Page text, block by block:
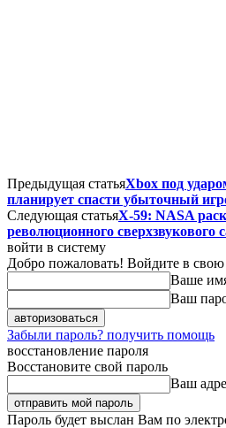
Предыдущая статьяXbox под
планирует спасти убыточный
Следующая статьяX-59: NASA
революционного сверхзвукового
войти в систему
Добро пожаловать! Войдите в
Ваше
Ваш
Забыли пароль? получить помощь
восстановление пароля
Восстановите свой пароль
Ваш
Пароль будет выслан Вам по